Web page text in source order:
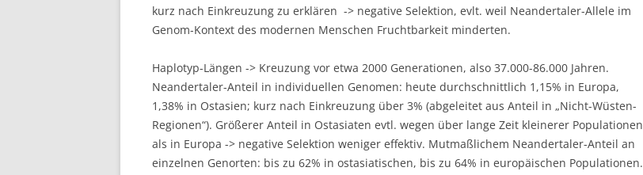
kurz nach Einkreuzung zu erklären -> negative Selektion, evlt. weil Neandertaler-Allele im
Genom-Kontext des modernen Menschen Fruchtbarkeit minderten.
Haplotyp-Längen -> Kreuzung vor etwa 2000 Generationen, also 37.000-86.000 Jahren.
Neandertaler-Anteil in individuellen Genomen: heute durchschnittlich 1,15% in Europa,
1,38% in Ostasien; kurz nach Einkreuzung über 3% (abgeleitet aus Anteil in „Nicht-Wüsten-
Regionen“). Größerer Anteil in Ostasiaten evtl. wegen über lange Zeit kleinerer Populationen
als in Europa -> negative Selektion weniger effektiv. Mutmaßlichem Neandertaler-Anteil an
einzelnen Genorten: bis zu 62% in ostasiatischen, bis zu 64% in europäischen Populationen.